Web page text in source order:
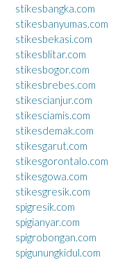
stikesbangka.com
stikesbanyumas.com
stikesbekasi.com
stikesblitar.com
stikesbogor.com
stikesbrebes.com
stikescianjur.com
stikesciamis.com
stikesdemak.com
stikesgarut.com
stikesgorontalo.com
stikesgowa.com
stikesgresik.com
spigresik.com
spigianyar.com
spigrobongan.com
spigunungkidul.com